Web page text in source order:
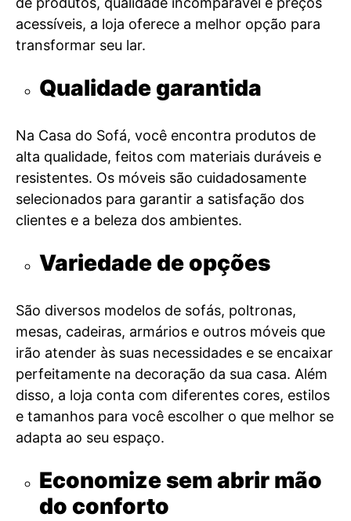
acessíveis, a loja oferece a melhor opção para
transformar seu lar.
Qualidade garantida
Na Casa do Sofá, você encontra produtos de
alta qualidade, feitos com materiais duráveis e
resistentes. Os móveis são cuidadosamente
selecionados para garantir a satisfação dos
clientes e a beleza dos ambientes.
Variedade de opções
São diversos modelos de sofás, poltronas,
mesas, cadeiras, armários e outros móveis que
irão atender às suas necessidades e se encaixar
perfeitamente na decoração da sua casa. Além
disso, a loja conta com diferentes cores, estilos
e tamanhos para você escolher o que melhor se
adapta ao seu espaço.
Economize sem abrir mão
do conforto